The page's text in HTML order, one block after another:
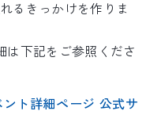
るきっかけを作りま
は下記をご参照くださ
ト詳細ページ 公式サ